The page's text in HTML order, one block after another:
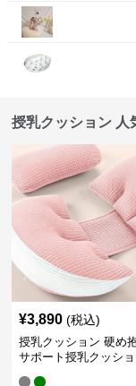
授乳クッション 人
¥3,890 (税込)
授乳クッション 硬め
サポート授乳クッシ